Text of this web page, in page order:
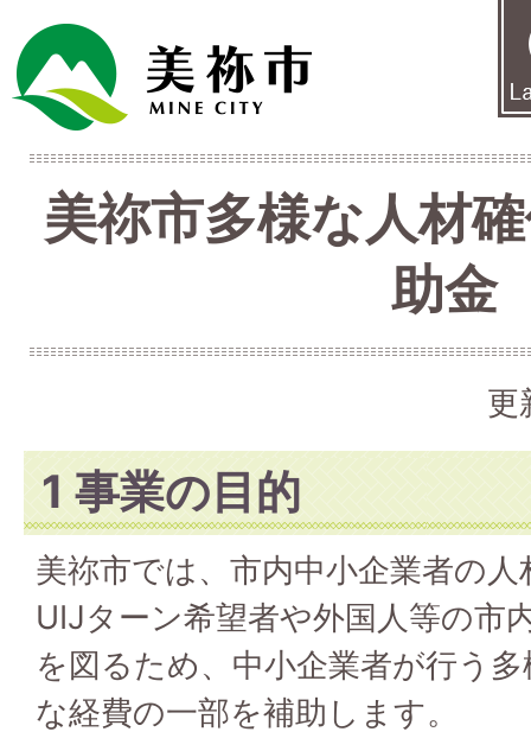
美祢市多様な人材
助金
更
1 事業の目的
美祢市では、市内中小企業者の
UIJターン希望者や外国人等の市
を図るため、中小企業者が行う
な経費の一部を補助します。